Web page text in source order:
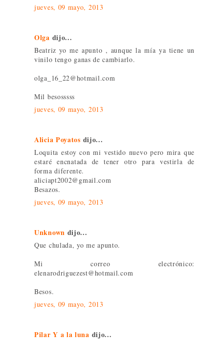
jueves, 09 mayo, 2013
Olga dijo...
Beatriz yo me apunto , aunque la mía ya tiene un
vinilo tengo ganas de cambiarlo.
olga_16_22@hotmail.com
Mil besosssss
jueves, 09 mayo, 2013
Alicia Poyatos dijo...
Loquita estoy con mi vestido nuevo pero mira que
estaré encnatada de tener otro para vestirla de
forma diferente.
aliciapt2002@gmail.com
Besazos.
jueves, 09 mayo, 2013
Unknown dijo...
Que chulada, yo me apunto.
Mi correo electrónico:
elenarodriguezest@hotmail.com
Besos.
jueves, 09 mayo, 2013
Pilar Y a la luna dijo...